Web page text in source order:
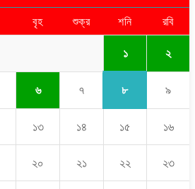
বৃহ শুক্র শনি রবি
১ ২
৬ ৭ ৮ ৯
১৩ ১৪ ১৫ ১৬
২০ ২১ ২২ ২৩